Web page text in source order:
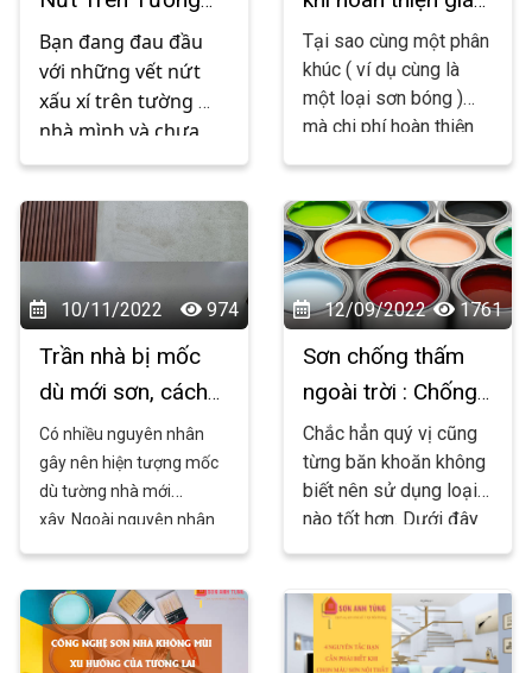
viết dưới đây nhé !
bằng bài chia sẻ
dưới đây nhé
Nhà Hiệu Quả
Bạn đang đau đầu
với những vết nứt
xấu xí trên tường
nhà mình và chưa
biết phải làm thế
Đừng lo, bài viết này
từ
Sonnhahaiphong.net
sẽ hướng dẫn bạn
cách xử lý vết nứt
một cách đơn giản
mà hiệu quả. Hãy
cùng chúng tôi
khám phá ngay sau
đây!
lại cao hơn so với
các hãng sơn
khác?
Tại sao cùng một phân
khúc ( ví dụ cùng là
một loại sơn bóng )
mà chi phí hoàn thiện
sơn khác như Nippon,
Jotun.Sơn Đại Hảixin
chia sẻ cùng các bạn
những lý do sau nhé !
10/11/2022 974
Trần nhà bị mốc
dù mới sơn, cách
khắc phục như
nào?
Có nhiều nguyên nhân
gây nên hiện tượng mốc
dù tường nhà mới
xây. Ngoài nguyên nhân
có nguyên nhân chủ
quan do thợ thi công sai
quy trình hoặc gia chủ
12/09/2022 1761
Sơn chống thấm
ngoài trời : Chống
thấm pha xi măng
hay là chống thấm
màu tốt hơn
Chắc hẳn quý vị cũng
từng băn khoăn không
biết nên sử dụng loại
nào tốt hơn. Dưới đây
năm thi công xin được
chia sẻ với mọi người.